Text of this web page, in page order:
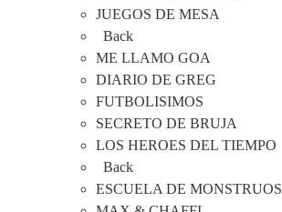
JUEGOS DE MESA
Back
ME LLAMO GOA
DIARIO DE GREG
FUTBOLISIMOS
SECRETO DE BRUJA
LOS HEROES DEL TIEMPO
Back
ESCUELA DE MONSTRUOS